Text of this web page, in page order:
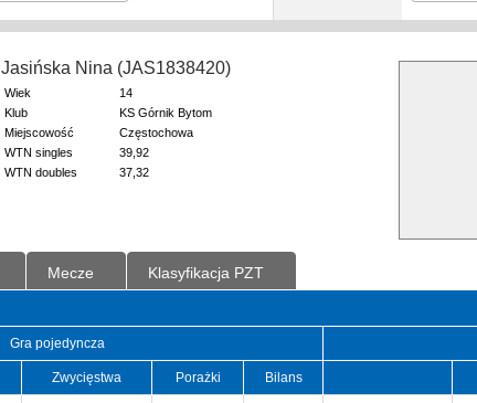
Jasińska Nina (JAS1838420)
Wiek
14
Klub
KS Górnik Bytom
Miejscowość
Częstochowa
WTN singles
39,92
WTN doubles
37,32
Mecze Klasyfikacja PZT
Gra pojedyncza
Zwycięstwa Porażki Bilans